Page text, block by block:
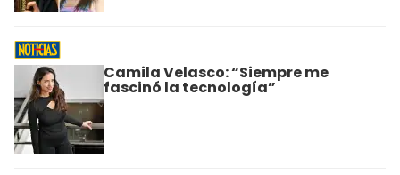
Camila Velasco: “Siempre me
fascinó la tecnología”